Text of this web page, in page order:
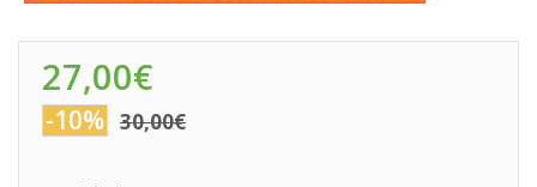
27,00€
-10% 30,00€